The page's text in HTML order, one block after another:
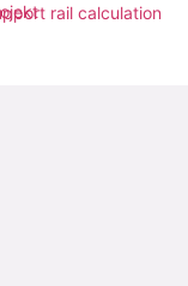
rail calculation